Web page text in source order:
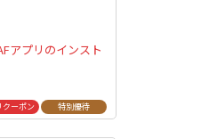
アプリのインスト
クーポン 特別優待